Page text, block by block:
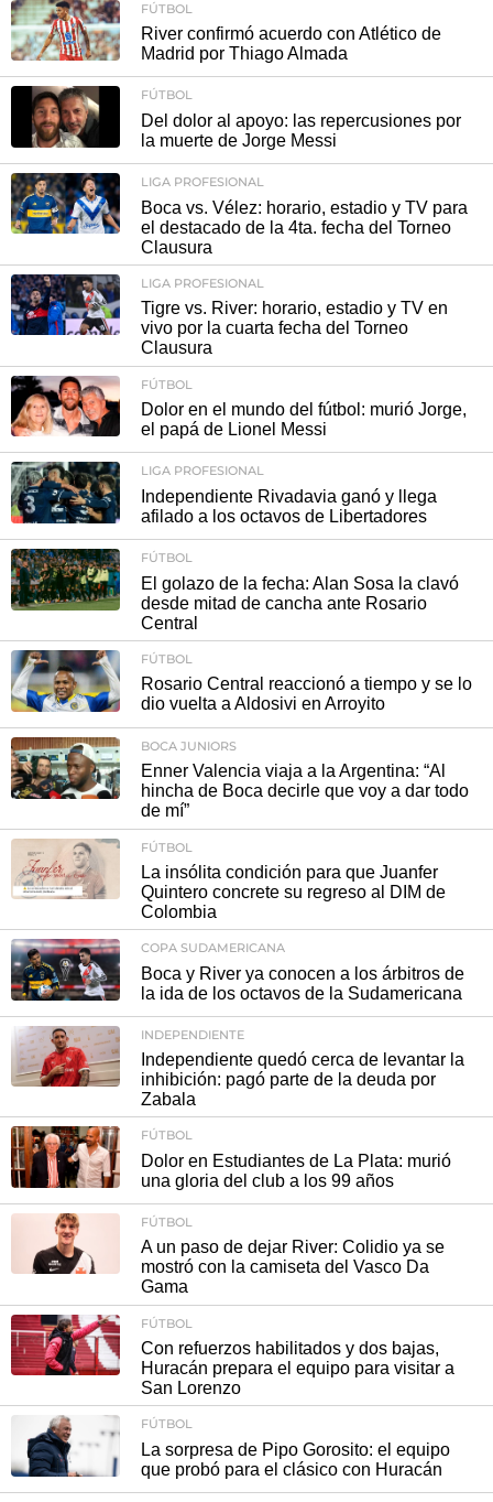
FÚTBOL
River confirmó acuerdo con Atlético de
Madrid por Thiago Almada
FÚTBOL
Del dolor al apoyo: las repercusiones por
la muerte de Jorge Messi
LIGA PROFESIONAL
Boca vs. Vélez: horario, estadio y TV para
el destacado de la 4ta. fecha del Torneo
Clausura
LIGA PROFESIONAL
Tigre vs. River: horario, estadio y TV en
vivo por la cuarta fecha del Torneo
Clausura
FÚTBOL
Dolor en el mundo del fútbol: murió Jorge,
el papá de Lionel Messi
LIGA PROFESIONAL
Independiente Rivadavia ganó y llega
afilado a los octavos de Libertadores
FÚTBOL
El golazo de la fecha: Alan Sosa la clavó
desde mitad de cancha ante Rosario
Central
FÚTBOL
Rosario Central reaccionó a tiempo y se lo
dio vuelta a Aldosivi en Arroyito
BOCA JUNIORS
Enner Valencia viaja a la Argentina: “Al
hincha de Boca decirle que voy a dar todo
de mí”
FÚTBOL
La insólita condición para que Juanfer
Quintero concrete su regreso al DIM de
Colombia
COPA SUDAMERICANA
Boca y River ya conocen a los árbitros de
la ida de los octavos de la Sudamericana
INDEPENDIENTE
Independiente quedó cerca de levantar la
inhibición: pagó parte de la deuda por
Zabala
FÚTBOL
Dolor en Estudiantes de La Plata: murió
una gloria del club a los 99 años
FÚTBOL
A un paso de dejar River: Colidio ya se
mostró con la camiseta del Vasco Da
Gama
FÚTBOL
Con refuerzos habilitados y dos bajas,
Huracán prepara el equipo para visitar a
San Lorenzo
FÚTBOL
La sorpresa de Pipo Gorosito: el equipo
que probó para el clásico con Huracán